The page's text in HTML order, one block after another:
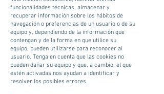
funcionalidades técnicas, almacenar y
recuperar información sobre los hábitos de
navegación o preferencias de un usuario o de su
equipo y, dependiendo de la información que
contengan y de la forma en que utilice su
equipo, pueden utilizarse para reconocer al
usuario. Tenga en cuenta que las cookies no
pueden dañar su equipo y que, a cambio, el que
estén activadas nos ayudan a identificar y
resolver los posibles errores.